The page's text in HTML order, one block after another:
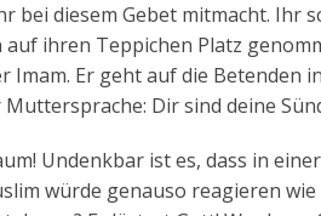
bei diesem Gebet mitmacht. Ihr
ihren Teppichen Platz
Er geht auf die Betenden
Dir sind deine
Undenkbar ist es, dass in
würde genauso reagieren